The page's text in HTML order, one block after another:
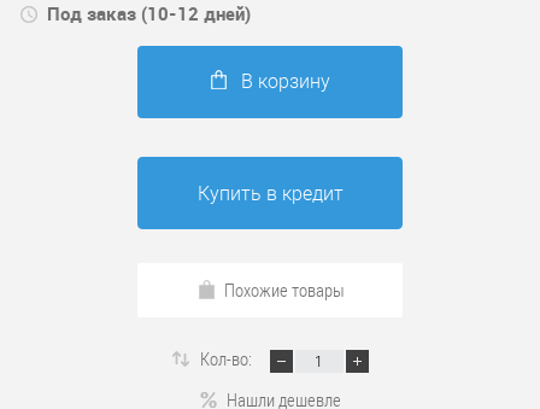
Под заказ (10-12 дней)
В корзину
Купить в кредит
Похожие товары
Кол-во:
Нашли дешевле